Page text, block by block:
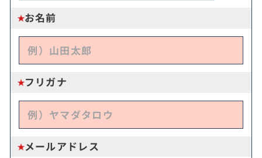
お名前
フリガナ
メールアドレス